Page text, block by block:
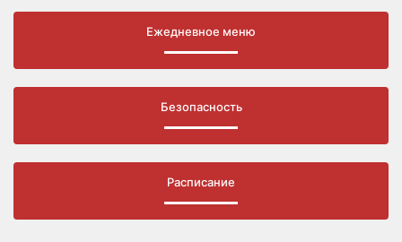
Ежедневное меню
Безопасность
Расписание